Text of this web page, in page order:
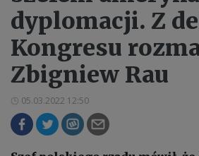
dyplomacji. Z
Kongresu
Zbigniew Rau
05.03.2022 12:50